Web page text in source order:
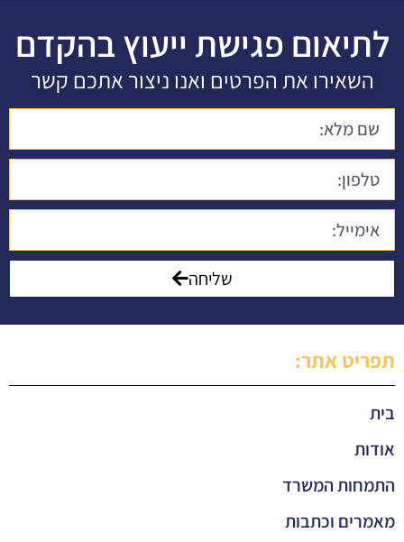
לתיאום פגישת ייעוץ בהקדם
השאירו את הפרטים ואנו ניצור אתכם קשר
שליחה
תפריט אתר:
בית
אודות
התמחות המשרד
מאמרים וכתבות